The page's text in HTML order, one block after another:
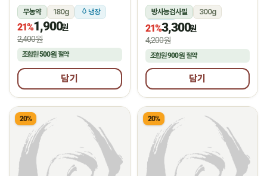
무농약 180g 냉장
21%1,900원
2,400원
조합원500원 절약
담기
방사능검사필
300g
냉장
21%3,300원
4,200원
조합원900원절약
담기
20% 20%